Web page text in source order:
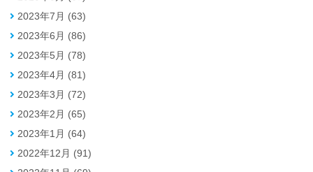
2023年7月 (63)
2023年6月 (86)
2023年5月 (78)
2023年4月 (81)
2023年3月 (72)
2023年2月 (65)
2023年1月 (64)
2022年12月 (91)